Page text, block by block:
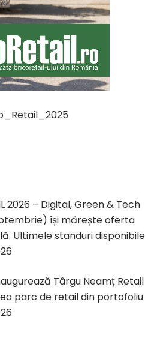
2026 – Digital, Green & Tech
își mărește oferta
Ultimele standuri disponibile
Târgu Neamț Retail
parc de retail din portofoliu